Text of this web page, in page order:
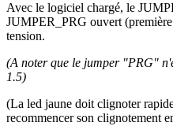
Avec le logiciel chargé, le
JUMPER_PRG ouvert
tension.
(A noter que le jumper "PRG"
1.5)
(La led jaune doit clignoter
recommencer son clignotement